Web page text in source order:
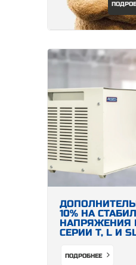
10% НА
НАПРЯЖЕНИЯ
СЕРИИ Т, L И
ПОДРОБНЕЕ